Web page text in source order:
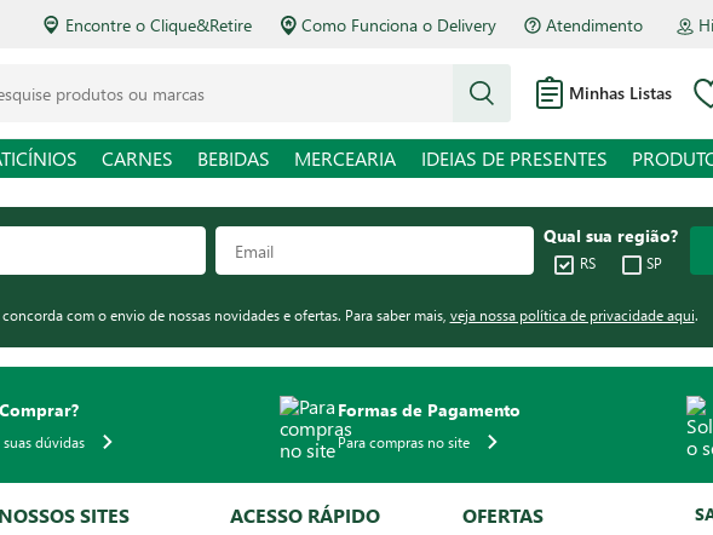
Encontre o Clique&Retire Como Funciona o Delivery Atendimento
Minhas Listas
CARNES BEBIDAS MERCEARIA IDEIAS DE PRESENTES
Qual sua região?
RS SP
com o envio de nossas novidades e ofertas. Para saber mais, veja nossa política de privacidade aqui.
dúvidas
Formas de Pagamento
Para compras no site
NOSSOS SITES ACESSO RÁPIDO OFERTAS